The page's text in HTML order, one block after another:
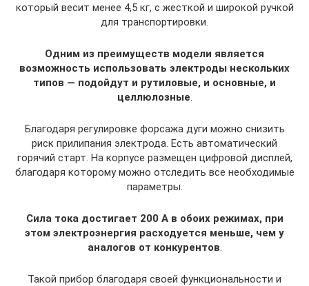
который весит менее 4,5 кг, с жесткой и широкой ручкой
для транспортировки.
Одним из преимуществ модели является
возможность использовать электроды нескольких
типов — подойдут и рутиловые, и основные, и
целлюлозные.
Благодаря регулировке форсажа дуги можно снизить
риск прилипания электрода. Есть автоматический
горячий старт. На корпусе размещен цифровой дисплей,
благодаря которому можно отследить все необходимые
параметры.
Сила тока достигает 200 А в обоих режимах, при
этом электроэнергия расходуется меньше, чем у
аналогов от конкурентов.
Такой прибор благодаря своей функциональности и